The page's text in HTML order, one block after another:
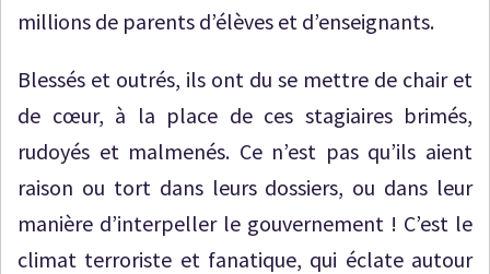
millions de parents d’élèves et d’enseignants.
Blessés et outrés, ils ont du se mettre de chair et
de cœur, à la place de ces stagiaires brimés,
rudoyés et malmenés. Ce n’est pas qu’ils aient
raison ou tort dans leurs dossiers, ou dans leur
manière d’interpeller le gouvernement ! C’est le
climat terroriste et fanatique, qui éclate autour